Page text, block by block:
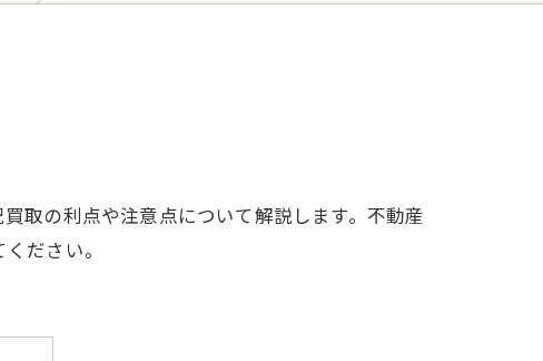
取の利点や注意点について解説します。不動産
ださい。